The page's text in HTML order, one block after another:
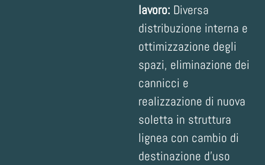
lavoro: Diversa
distribuzione interna e
ottimizzazione degli
spazi, eliminazione dei
cannicci e
realizzazione di nuova
soletta in struttura
lignea con cambio di
destinazione d’uso